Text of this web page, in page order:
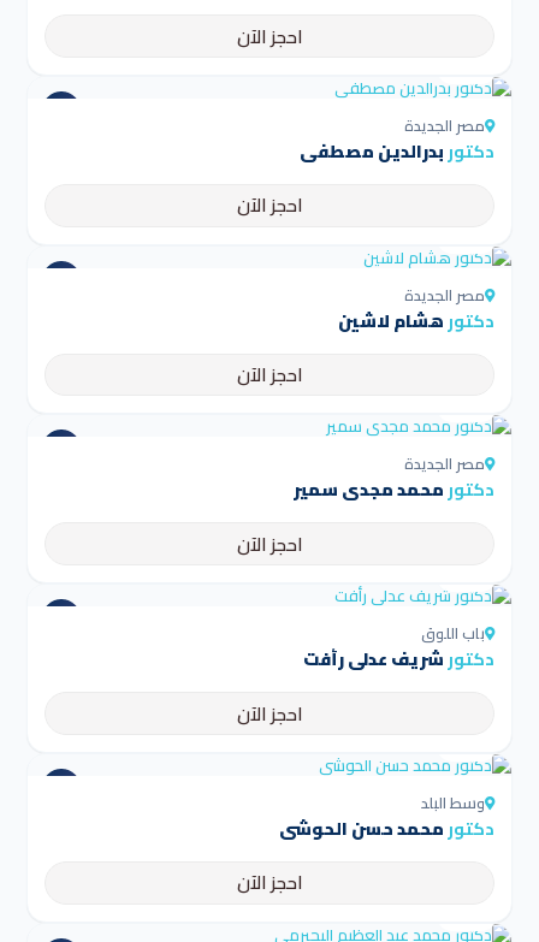
احجز الآن
مصر الجديدة
دكتوربدرالدين مصطفى
احجز الآن
مصر الجديدة
دكتورهشام لاشين
احجز الآن
مصر الجديدة
دكتورمحمد مجدي سمير
احجز الآن
باب اللوق
دكتورشريف عدلي رأفت
احجز الآن
وسط البلد
دكتورمحمد حسن الحوشى
احجز الآن